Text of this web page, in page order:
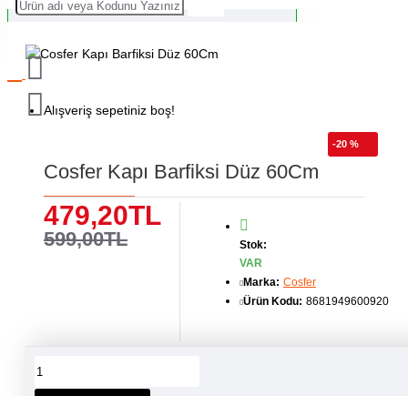
Alışveriş sepetiniz boş!
-20 %
Cosfer Kapı Barfiksi Düz 60Cm
479,20TL
599,00TL
Stok:
VAR
Marka: Cosfer
Ürün Kodu: 8681949600920
ÜRÜN YORUMLARI